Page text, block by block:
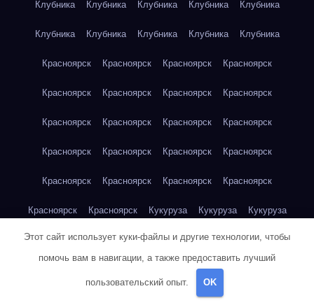
Клубника Клубника Клубника Клубника Клубника
Клубника Клубника Клубника Клубника Клубника
Красноярск Красноярск Красноярск Красноярск
Красноярск Красноярск Красноярск Красноярск
Красноярск Красноярск Красноярск Красноярск
Красноярск Красноярск Красноярск Красноярск
Красноярск Красноярск Красноярск Красноярск
Красноярск Красноярск Кукуруза Кукуруза Кукуруза
Кукуруза Кукуруза Кукуруза Кукуруза Кукуруза
Кукуруза
Куриная грудка
Этот сайт использует куки-файлы и другие технологии, чтобы
помочь вам в навигации, а также предоставить лучший
пользовательский опыт. OK